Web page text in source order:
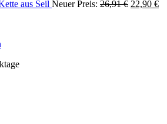
aus Seil Neuer Preis: 26,91€ 22,90 €